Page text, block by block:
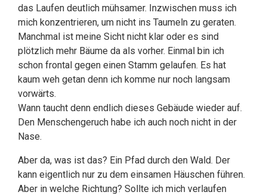
das Laufen deutlich mühsamer. Inzwischen muss ich
mich konzentrieren, um nicht ins Taumeln zu geraten.
Manchmal ist meine Sicht nicht klar oder es sind
plötzlich mehr Bäume da als vorher. Einmal bin ich
schon frontal gegen einen Stamm gelaufen. Es hat
kaum weh getan denn ich komme nur noch langsam
vorwärts.
Wann taucht denn endlich dieses Gebäude wieder auf.
Den Menschengeruch habe ich auch noch nicht in der
Nase.
Aber da, was ist das? Ein Pfad durch den Wald. Der
kann eigentlich nur zu dem einsamen Häuschen führen.
Aber in welche Richtung? Sollte ich mich verlaufen